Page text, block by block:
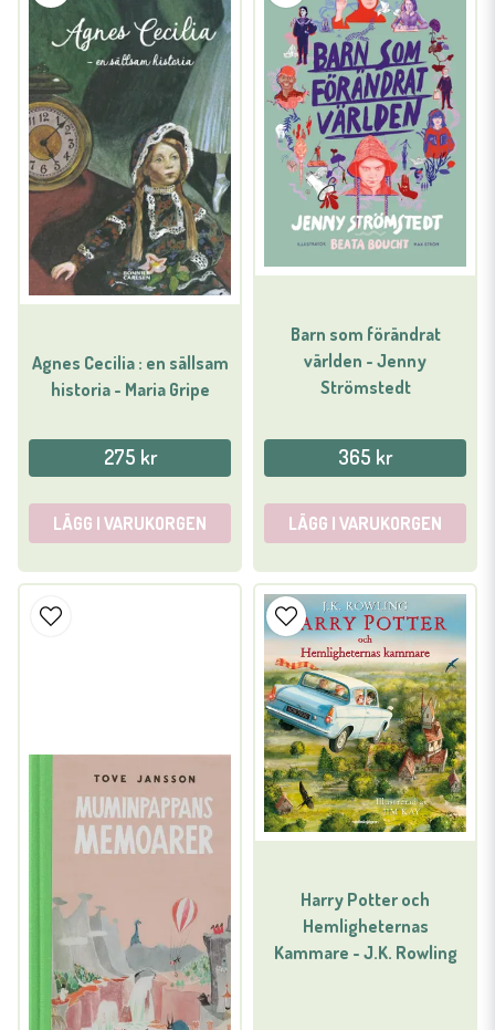
Agnes Cecilia : en sällsam
historia - Maria Gripe
275 kr
LÄGG I VARUKORGEN
Barn som förändrat
världen - Jenny
Strömstedt
365 kr
LÄGG I VARUKORGEN
Harry Potter och
Hemligheternas
Kammare - J.K. Rowling